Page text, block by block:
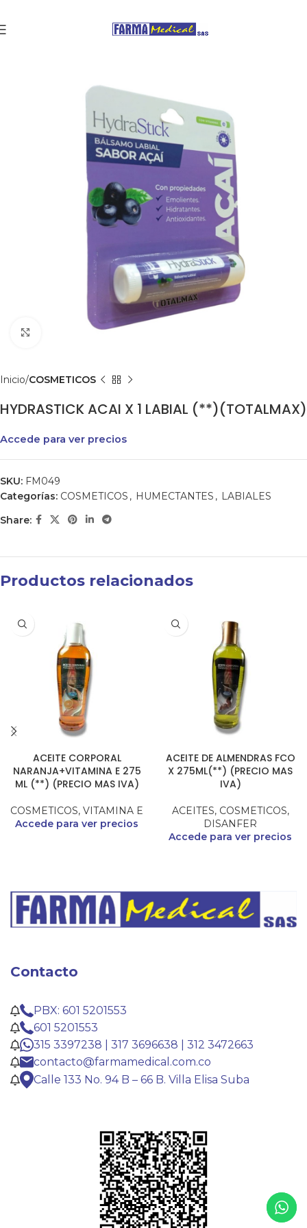
Clic para agrandar
Inicio COSMETICOS
HYDRASTICK ACAI X 1 LABIAL (**)(TOTALMAX)
Accede para ver precios
SKU: FM049
Categorías: COSMETICOS , HUMECTANTES , LABIALES
Share:
Productos relacionados
ACEITE CORPORAL
NARANJA+VITAMINA E 275
ML (**) (PRECIO MAS IVA)
COSMETICOS, VITAMINA E
Accede para ver precios
ACEITE DE ALMENDRAS FCO
X 275ML(**) (PRECIO MAS
IVA)
ACEITES, COSMETICOS,
DISANFER
Accede para ver precios
Contacto
PBX: 601 5201553
601 5201553
315 3397238 | 317 3696638 | 312 3472663
contacto@farmamedical.com.co
Calle 133 No. 94 B – 66 B. Villa Elisa Suba